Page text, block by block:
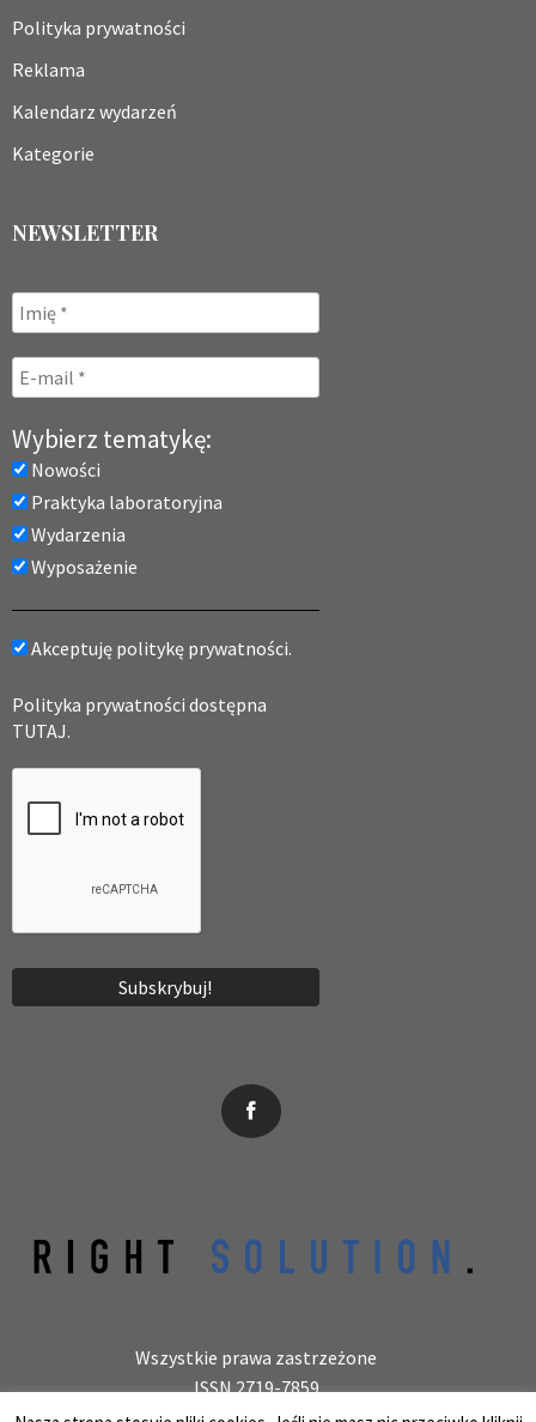
Polityka prywatności
Reklama
Kalendarz wydarzeń
Kategorie
NEWSLETTER
Wybierz tematykę:
Nowości
Praktyka laboratoryjna
Wydarzenia
Wyposażenie
Akceptuję politykę prywatności.
Polityka prywatności dostępna
TUTAJ.
Wszystkie prawa zastrzeżone
ISSN 2719-7859
Wydawca: laboratoryjnie.pl Krzysztof Wołowiec